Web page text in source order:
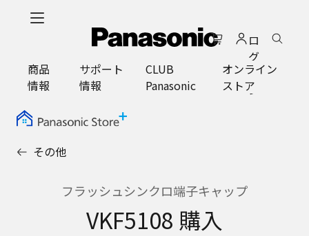
ロ
グ
イ
ン
商品
情報
サポート
情報
CLUB
Panasonic
オンライン
ストア
その他
フラッシュシンクロ端子キャップ
VKF5108 購入